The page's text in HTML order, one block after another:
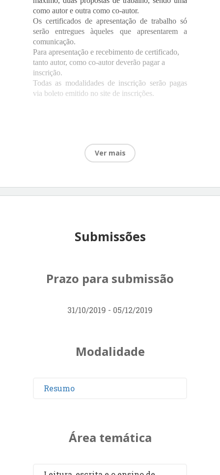
como autor e outra como co-autor.
Os certificados de apresentação de trabalho só
serão entregues àqueles que apresentarem a
comunicação.
Para apresentação e recebimento de certificado,
tanto autor, como co-autor deverão pagar a
inscrição.
Todas as modalidades de inscrição serão pagas
via boleto emitido no site de inscrições.
Ver mais
Submissões
Prazo para submissão
31/10/2019 - 05/12/2019
Modalidade
Resumo
Área temática